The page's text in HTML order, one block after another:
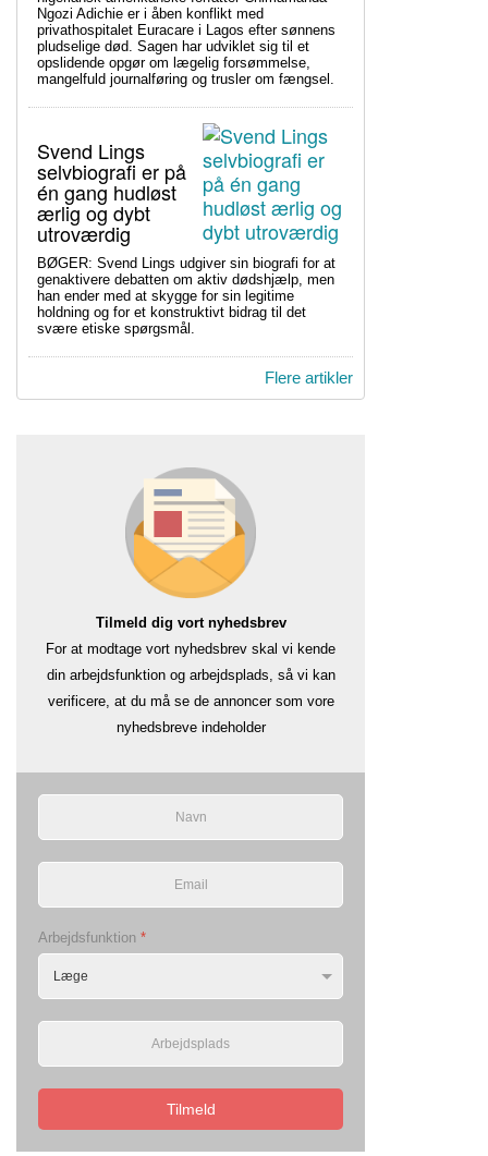
Ngozi Adichie er i åben konflikt med
privathospitalet Euracare i Lagos efter sønnens
pludselige død. Sagen har udviklet sig til et
opslidende opgør om lægelig forsømmelse,
mangelfuld journalføring og trusler om fængsel.
Svend Lings
selvbiografi er på
én gang hudløst
ærlig og dybt
utroværdig
BØGER: Svend Lings udgiver sin biografi for at
genaktivere debatten om aktiv dødshjælp, men
han ender med at skygge for sin legitime
holdning og for et konstruktivt bidrag til det
svære etiske spørgsmål.
Flere artikler
Tilmeld dig vort nyhedsbrev
For at modtage vort nyhedsbrev skal vi kende
din arbejdsfunktion og arbejdsplads, så vi kan
verificere, at du må se de annoncer som vore
nyhedsbreve indeholder
Arbejdsfunktion *
Tilmeld